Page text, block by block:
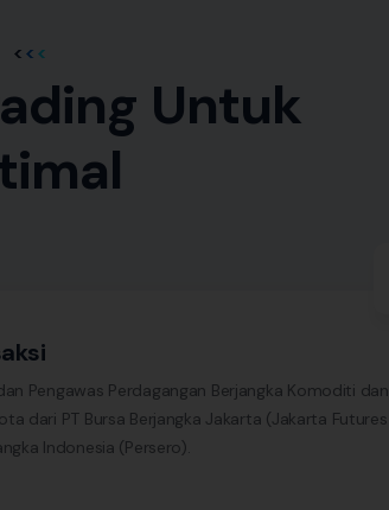
Untuk
Pengawas Perdagangan Berjangka Komoditi dan
dari PT Bursa Berjangka Jakarta (Jakarta Futures
Indonesia (Persero).